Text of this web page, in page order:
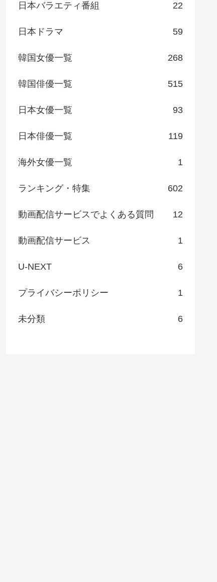
日本バラエティ番組 22
日本ドラマ 59
韓国女優一覧 268
韓国俳優一覧 515
日本女優一覧 93
日本俳優一覧 119
海外女優一覧 1
ランキング・特集 602
動画配信サービスでよくある質問 12
動画配信サービス 1
U-NEXT 6
プライバシーポリシー 1
未分類 6